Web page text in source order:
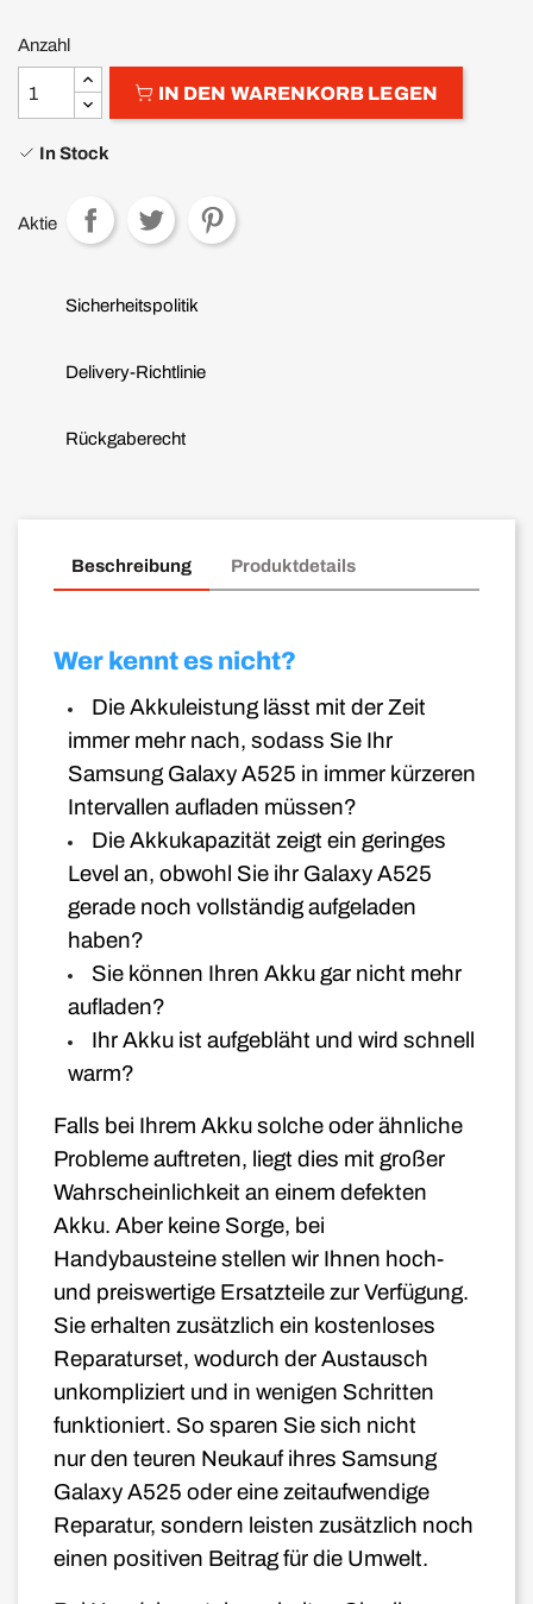
Anzahl
IN DEN WARENKORB LEGEN
In Stock
Aktie
Sicherheitspolitik
Delivery-Richtlinie
Rückgaberecht
Beschreibung Produktdetails
Wer kennt es nicht?
Die Akkuleistung lässt mit der Zeit
immer mehr nach, sodass Sie Ihr
Samsung Galaxy A525 in immer kürzeren
Intervallen aufladen müssen?
Die Akkukapazität zeigt ein geringes
Level an, obwohl Sie ihr Galaxy A525
gerade noch vollständig aufgeladen
haben?
Sie können Ihren Akku gar nicht mehr
aufladen?
Ihr Akku ist aufgebläht und wird schnell
warm?
Falls bei Ihrem Akku solche oder ähnliche
Probleme auftreten, liegt dies mit großer
Wahrscheinlichkeit an einem defekten
Akku. Aber keine Sorge, bei
Handybausteine stellen wir Ihnen hoch-
und preiswertige Ersatzteile zur Verfügung.
Sie erhalten zusätzlich ein kostenloses
Reparaturset, wodurch der Austausch
unkompliziert und in wenigen Schritten
funktioniert. So sparen Sie sich nicht
nur den teuren Neukauf ihres Samsung
Galaxy A525 oder eine zeitaufwendige
Reparatur, sondern leisten zusätzlich noch
einen positiven Beitrag für die Umwelt.